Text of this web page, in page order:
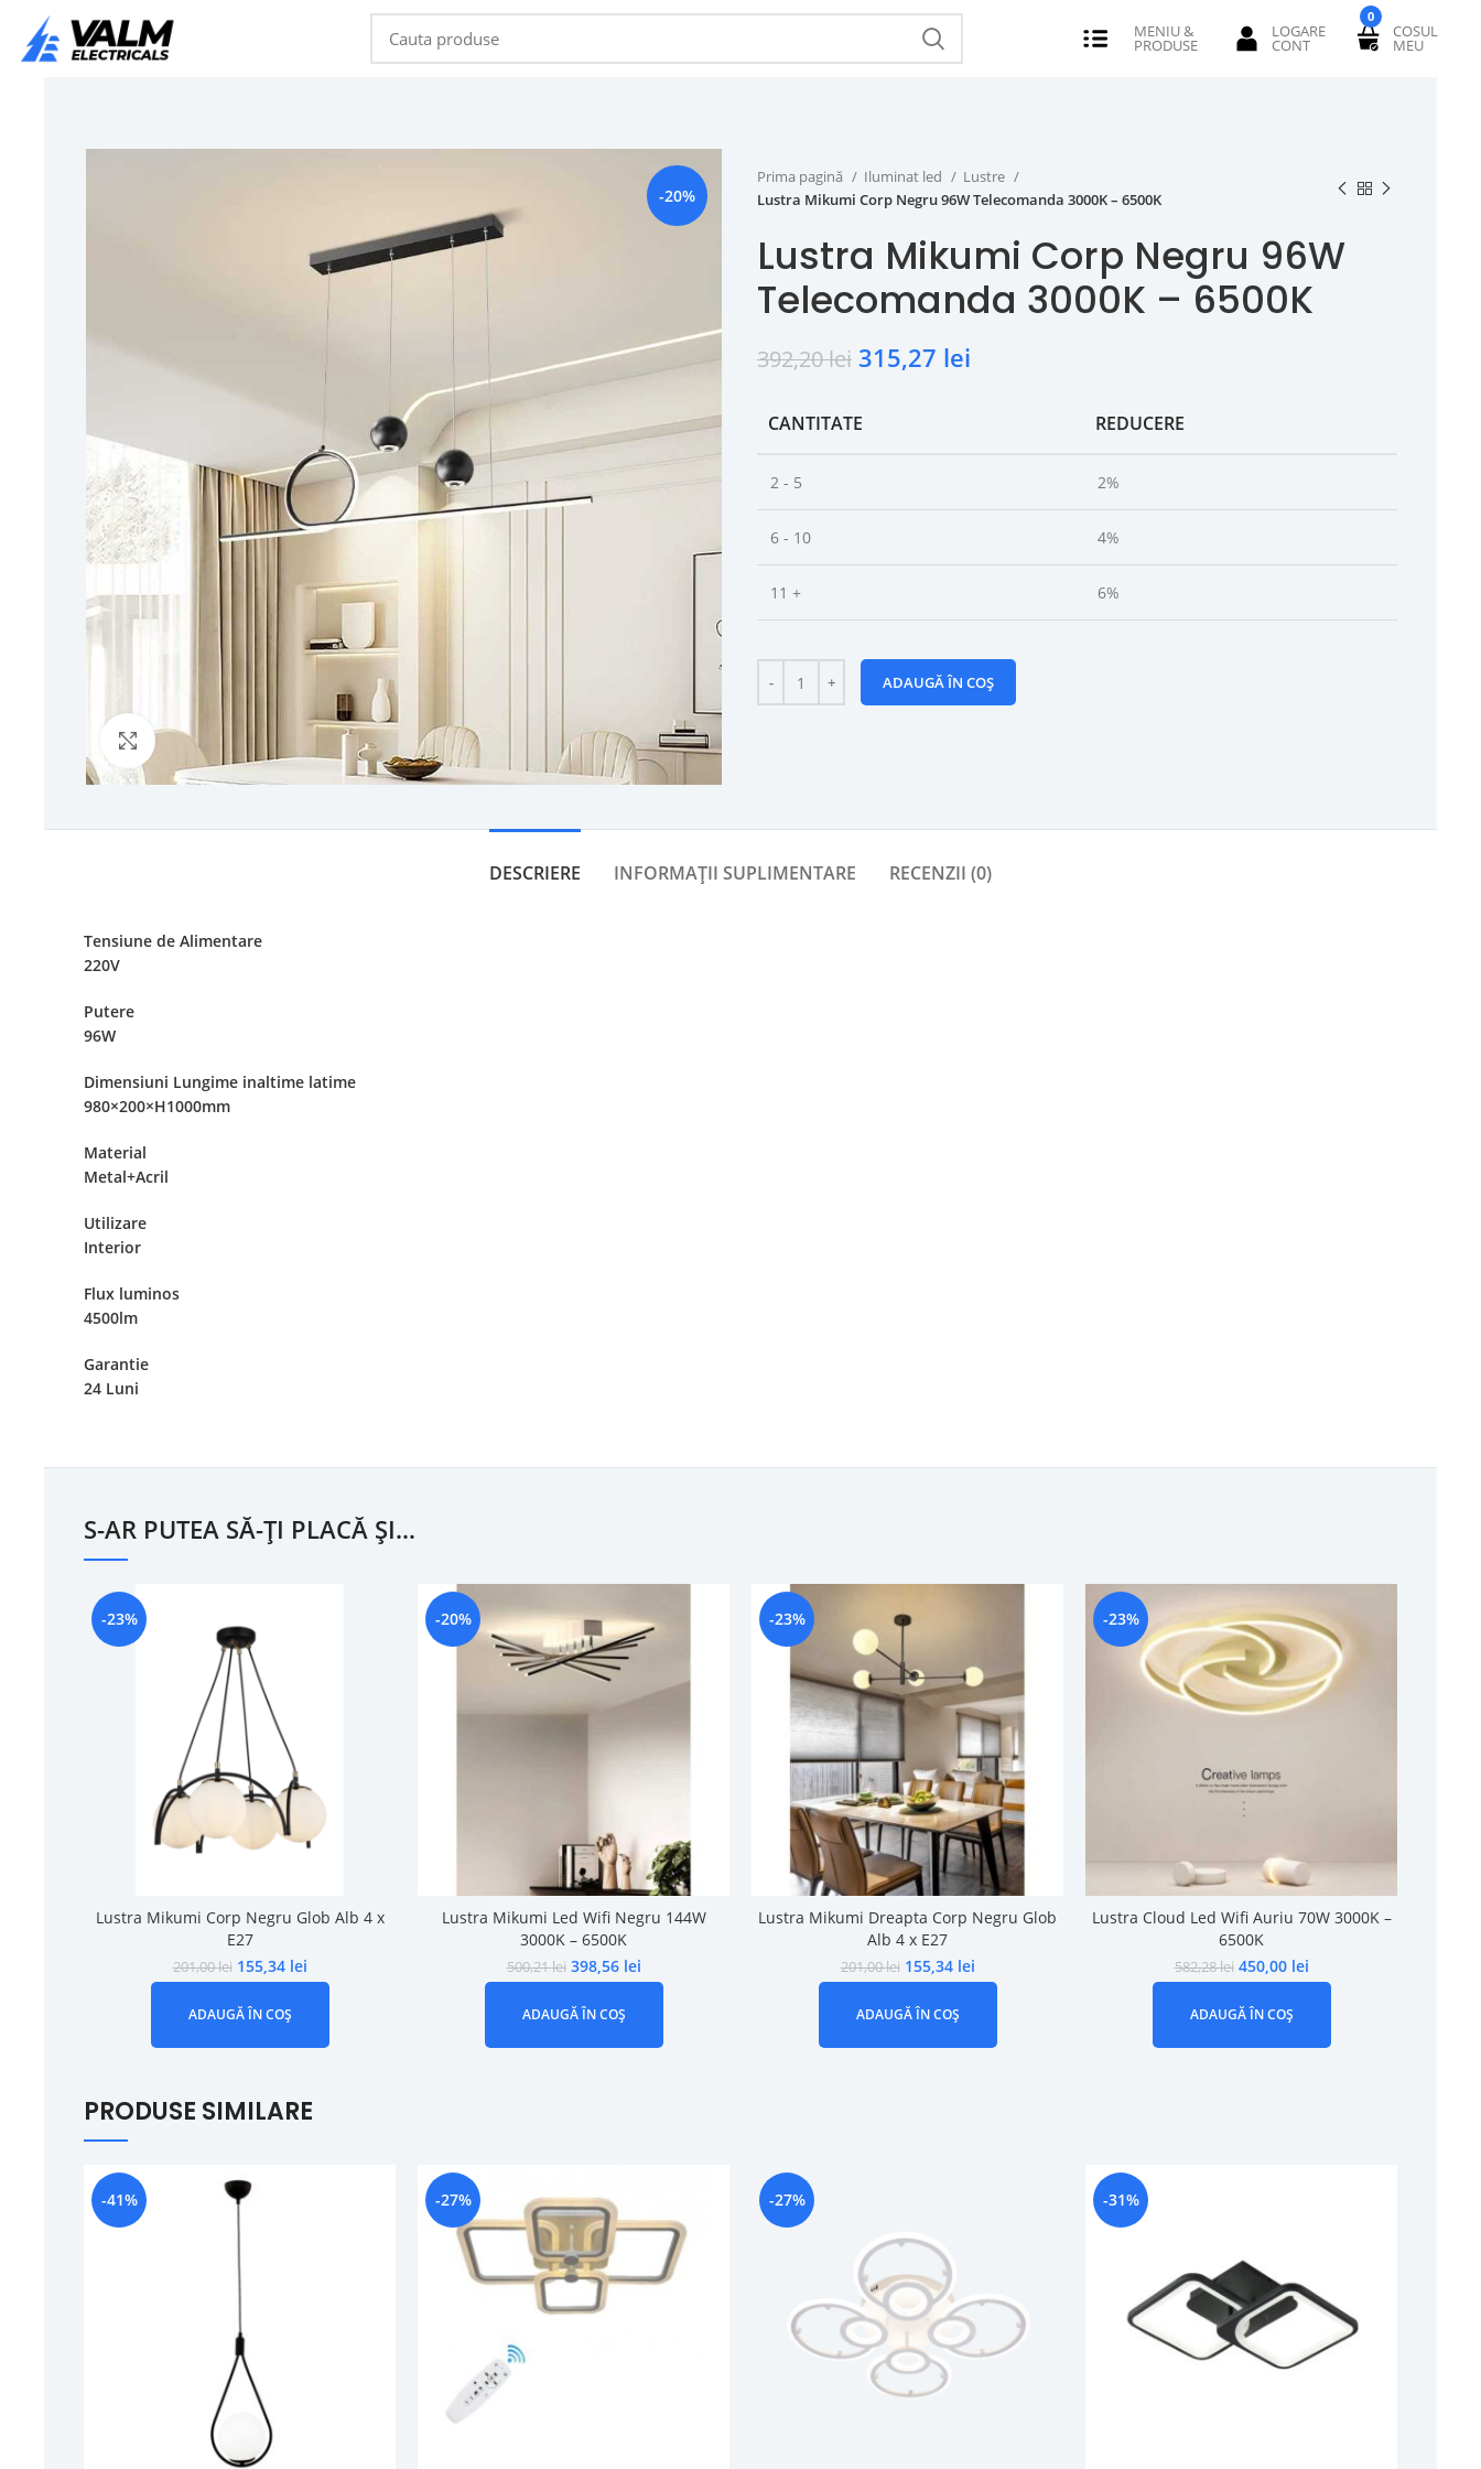
0
-20%
Click to enlarge
Prima pagină Iluminat led
Lustre
Lustra Mikumi Corp Negru 96W Telecomanda 3000K – 6500K
Lustra Mikumi Corp Negru 96W
Telecomanda 3000K – 6500K
392,20lei 315,27 lei
CANTITATE REDUCERE
2 - 5 2%
6 - 10 4%
11 + 6%
ADAUGĂ ÎN COȘ
DESCRIERE INFORMAȚII SUPLIMENTARE RECENZII (0)
Tensiune de Alimentare
220V
Putere
96W
Dimensiuni Lungime inaltime latime
980×200×H1000mm
Material
Metal+Acril
Utilizare
Interior
Flux luminos
4500lm
Garantie
24 Luni
S-AR PUTEA SĂ-ȚI PLACĂ ȘI…
-23%
Lustra Mikumi Corp Negru Glob Alb 4 x
E27
201,00lei 155,34 lei
ADAUGĂ ÎN COȘ
-20%
Lustra Mikumi Led Wifi Negru 144W
3000K – 6500K
500,21lei 398,56 lei
ADAUGĂ ÎN COȘ
-23%
Lustra Mikumi Dreapta Corp Negru Glob
Alb 4 x E27
201,00lei 155,34 lei
ADAUGĂ ÎN COȘ
-23%
Lustra Cloud Led Wifi Auriu 70W 3000K –
6500K
582,28lei 450,00 lei
ADAUGĂ ÎN COȘ
PRODUSE SIMILARE
-41% -27% -27% -31%